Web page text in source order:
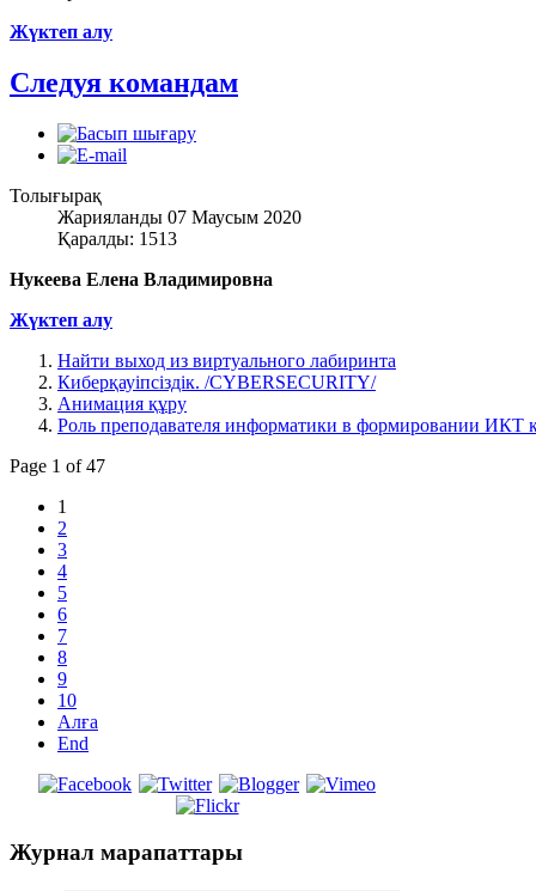
Жүктеп алу
Следуя командам
Толығырақ
Жарияланды 07 Маусым 2020
Қаралды: 1513
Нукеева Елена Владимировна
Жүктеп алу
Найти выход из виртуального лабиринта
Киберқауіпсіздік. /CYBERSECURITY/
Анимация құру
Роль преподавателя информатики в формировании ИКТ
Page 1 of 47
1
2
3
4
5
6
7
8
9
10
Алға
End
Журнал марапаттары